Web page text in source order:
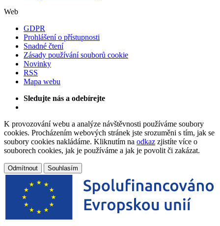
Web
GDPR
Prohlášení o přístupnosti
Snadné čtení
Zásady používání souborů cookie
Novinky
RSS
Mapa webu
Sledujte nás a odebírejte
K provozování webu a analýze návštěvnosti používáme soubory
cookies. Procházením webových stránek jste srozuměni s tím, jak se
soubory cookies nakládáme. Kliknutím na odkaz zjistíte více o
souborech cookies, jak je používáme a jak je povolit či zakázat.
Odmítnout Souhlasím